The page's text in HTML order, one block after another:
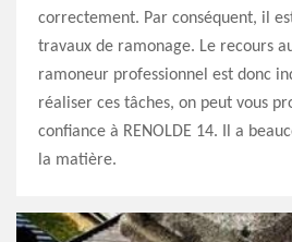
correctement. Par conséquent, il
travaux de ramonage. Le recours
ramoneur professionnel est donc
réaliser ces tâches, on peut vous
confiance à RENOLDE 14. Il a
la matière.